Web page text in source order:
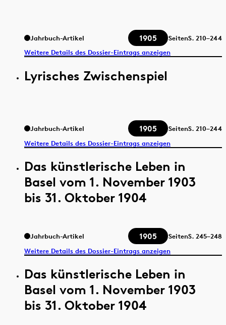
Jahrbuch-Artikel 1905 SeitenS. 210–244
Weitere Details des Dossier-Eintrags anzeigen
Lyrisches Zwischenspiel
Jahrbuch-Artikel 1905 SeitenS. 210–244
Weitere Details des Dossier-Eintrags anzeigen
Das künstlerische Leben in
Basel vom 1. November 1903
bis 31. Oktober 1904
Jahrbuch-Artikel 1905 SeitenS. 245–248
Weitere Details des Dossier-Eintrags anzeigen
Das künstlerische Leben in
Basel vom 1. November 1903
bis 31. Oktober 1904